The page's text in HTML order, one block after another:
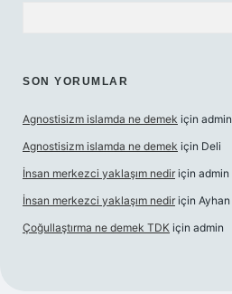
SON YORUMLAR
Agnostisizm islamda ne demek için admin
Agnostisizm islamda ne demek için Deli
İnsan merkezci yaklaşım nedir için admin
İnsan merkezci yaklaşım nedir için Ayhan
Çoğullaştırma ne demek TDK için admin